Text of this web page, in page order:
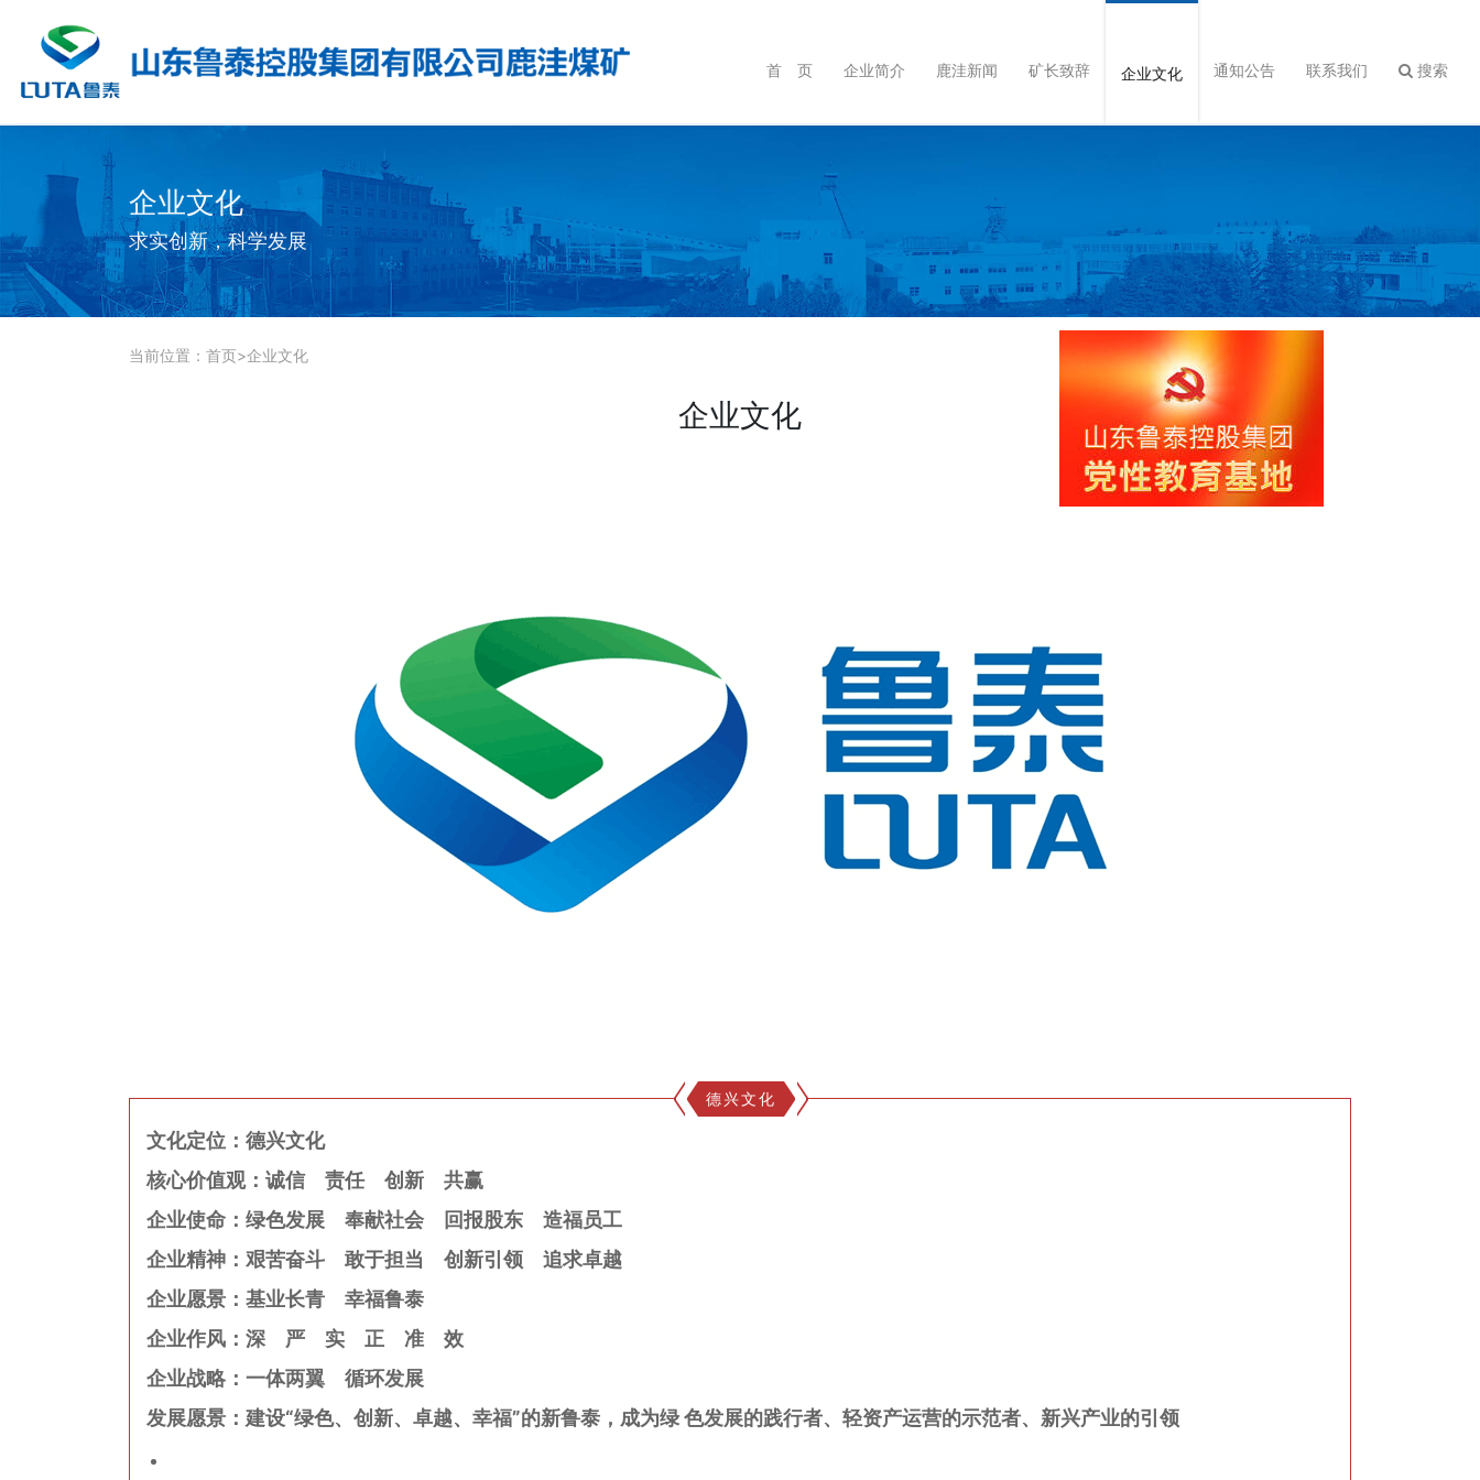
首 页 企业简介 鹿洼新闻 矿长致辞 企业文化 通知公告 联系我们 搜索
企业文化
求实创新，科学发展
当前位置： 首页>企业文化
企业文化
德兴文化
文化定位：德兴文化
核心价值观：诚信　责任　创新　共赢
企业使命：绿色发展　奉献社会　回报股东　造福员工
企业精神：艰苦奋斗　敢于担当　创新引领　追求卓越
企业愿景：基业长青　幸福鲁泰
企业作风：深　严　实　正　准　效
企业战略：一体两翼　循环发展
发展愿景：建设“绿色、创新、卓越、幸福”的新鲁泰，成为绿 色发展的践行者、轻资产运营的示范者、新兴产业的引领